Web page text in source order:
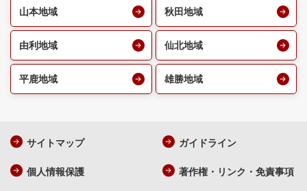
山本地域 秋田地域
由利地域 仙北地域
平鹿地域 雄勝地域
サイトマップ ガイドライン
個人情報保護 著作権・リンク・免責事項